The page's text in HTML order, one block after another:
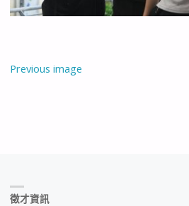
Previous image
徵才資訊